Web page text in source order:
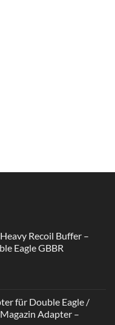
Recoil Buffer –
Eagle GBBR
für Double Eagle /
Adapter –